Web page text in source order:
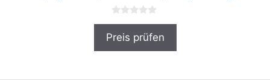
0
o
Preis prüfen